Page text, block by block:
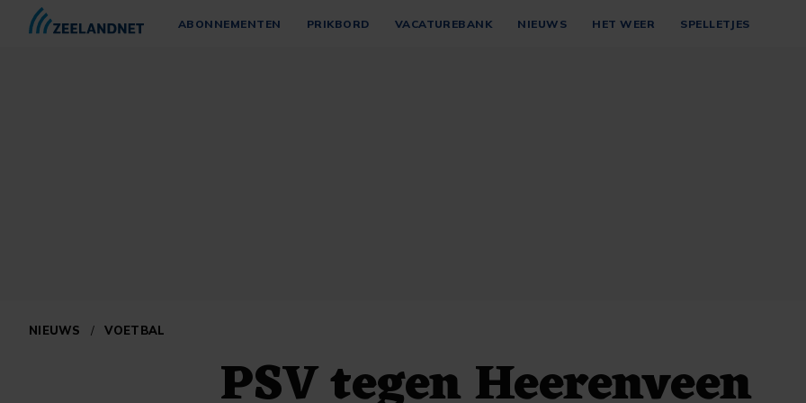
ABONNEMENTEN PRIKBORD VACATUREBANK NIEUWS HET WEER SPELLETJES
NIEUWS / VOETBAL